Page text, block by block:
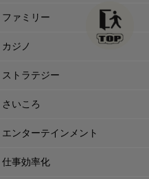
ファミリー
カジノ
ストラテジー
さいころ
エンターテインメント
仕事効率化